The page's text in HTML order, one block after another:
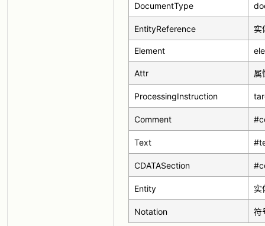
DocumentType
EntityReference 实
Element
Attr 属
ProcessingInstruction
Comment
Text
CDATASection
Entity 实
Notation 符